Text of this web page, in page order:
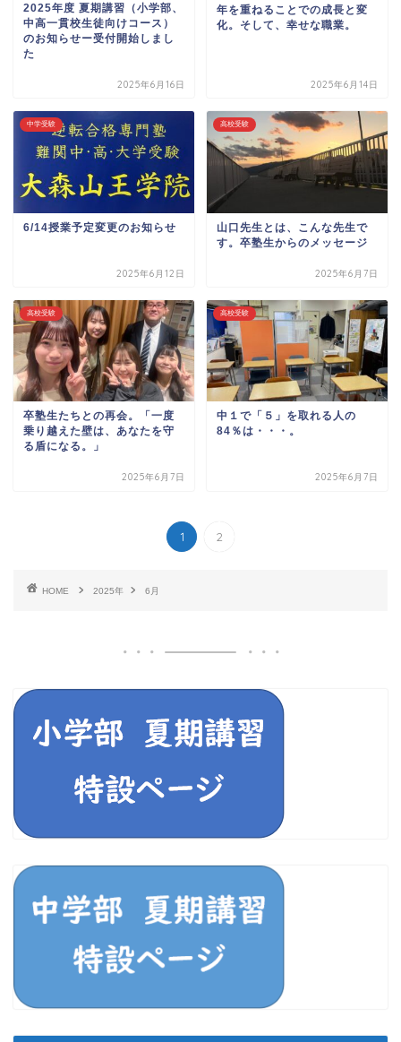
2025年度 夏期講習（小学部、
中高一貫校生徒向けコース）
のお知らせー受付開始しまし
た
2025年6月16日
年を重ねることでの成長と変
化。そして、幸せな職業。
2025年6月14日
中学受験
6/14授業予定変更のお知らせ
2025年6月12日
高校受験
山口先生とは、こんな先生で
す。卒塾生からのメッセージ
2025年6月7日
高校受験
卒塾生たちとの再会。「一度
乗り越えた壁は、あなたを守
る盾になる。」
2025年6月7日
高校受験
中１で「５」を取れる人の
84％は・・・。
2025年6月7日
1 2
HOME 2025年 6月